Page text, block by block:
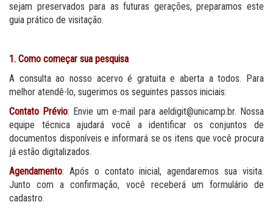
sejam preservados para as futuras gerações, preparamos este
guia prático de visitação.
1. Como começar sua pesquisa
A consulta ao nosso acervo é gratuita e aberta a todos. Para
melhor atendê-lo, sugerimos os seguintes passos iniciais:
Contato Prévio: Envie um e-mail para aeldigit@unicamp.br. Nossa
equipe técnica ajudará você a identificar os conjuntos de
documentos disponíveis e informará se os itens que você procura
já estão digitalizados.
Agendamento: Após o contato inicial, agendaremos sua visita.
Junto com a confirmação, você receberá um formulário de
cadastro.